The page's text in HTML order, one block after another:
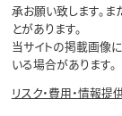
承お願い致します。
とがあります。
当サイトの掲載画像
いる場合があります。
リスク・費用・情報提